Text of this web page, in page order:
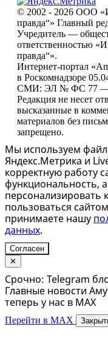
© 2002 - 2026 ООО
правда“» Главный
Учредитель —
ответственностью
правда“».
Интернет-портал
в Роскомнадзоре
СМИ: ЭЛ № ФС 77 —
Редакция не несет
высказанные в
материалов без
запрещено.
Мы используем
Яндекс.Метрика и
корректную работу
функциональность,
персонализировать
пользоваться
принимаете нашу
данных.
Согласен
✕
Срочно: Telegram
Главные новости
теперь у нас в MAX
Перейти в MAX